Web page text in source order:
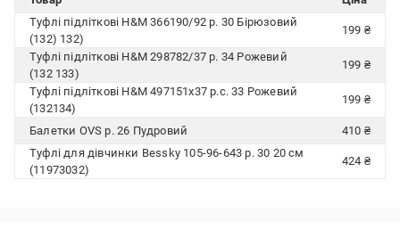
Туфлі підліткові H&M 366190/92 р. 30 Бірюзовий
(132) 132)
199 ₴
Туфлі підліткові H&M 298782/37 р. 34 Рожевий
(132 133)
199 ₴
Туфлі підліткові H&M 497151х37 р.с. 33 Рожевий
(132134)
199 ₴
Балетки OVS р. 26 Пудровий
410 ₴
Туфлі для дівчинки Bessky 105-96-643 р. 30 20 см
(11973032)
424 ₴